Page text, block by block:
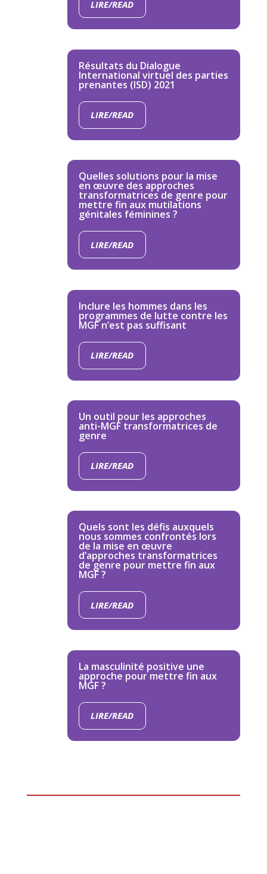
LIRE/READ
Résultats du Dialogue
International virtuel des parties
prenantes (ISD) 2021
LIRE/READ
Quelles solutions pour la mise
en œuvre des approches
transformatrices de genre pour
mettre fin aux mutilations
génitales féminines ?
LIRE/READ
Inclure les hommes dans les
programmes de lutte contre les
MGF n’est pas suffisant
LIRE/READ
Un outil pour les approches
anti-MGF transformatrices de
genre
LIRE/READ
Quels sont les défis auxquels
nous sommes confrontés lors
de la mise en œuvre
d’approches transformatrices
de genre pour mettre fin aux
MGF ?
LIRE/READ
La masculinité positive une
approche pour mettre fin aux
MGF ?
LIRE/READ